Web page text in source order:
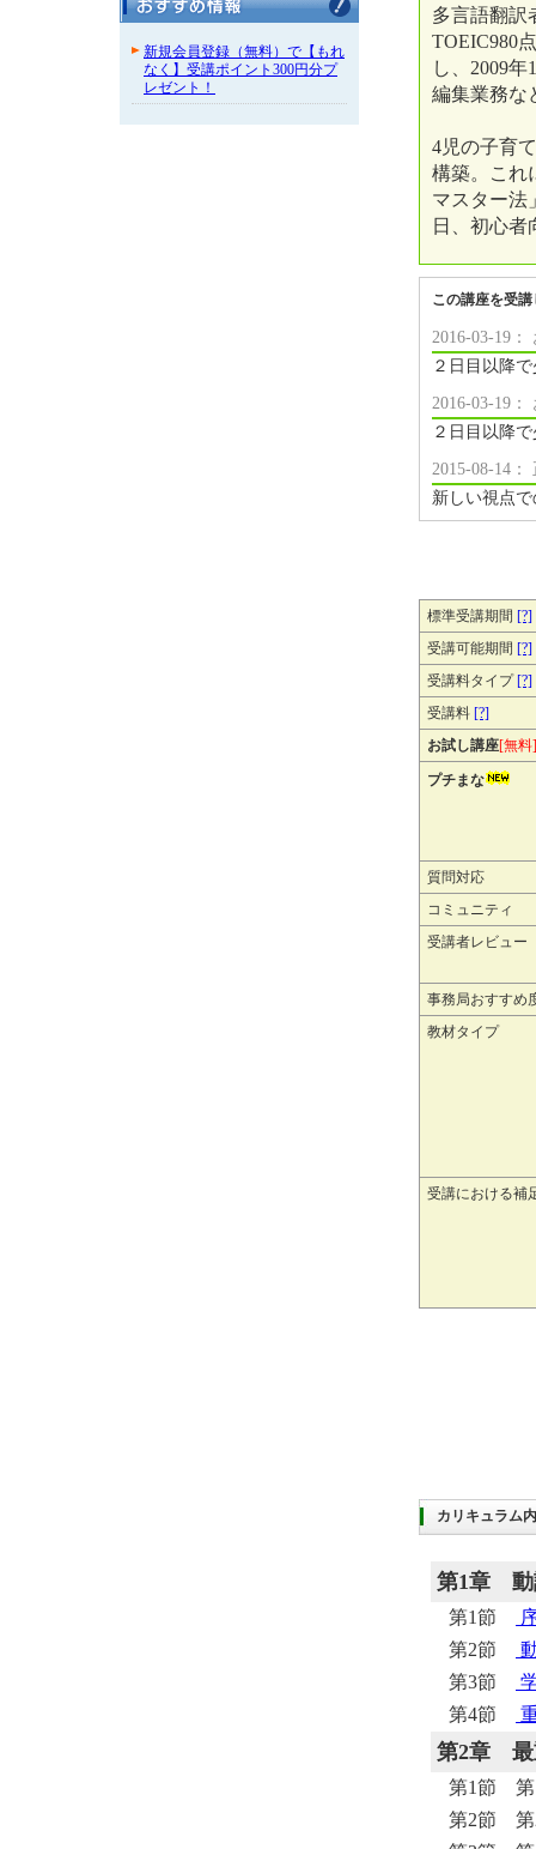
新規会員登録（無料）で【もれ
なく】受講ポイント300円分プ
レゼント！
多言語翻訳
TOEIC980
し、2009
編集業務な
4児の子育
構築。これ
マスター法
日、初心者
この講座を受
2016-03-19
２日目以降
2016-03-19
２日目以降
2015-08-14
新しい視点
標準受講期間 [?]
受講可能期間 [?]
受講料タイプ[?]
受講料 [?]
お試し講座[無料]
プチまな
質問対応
コミュニティ
受講者レビュー
事務局おすすめ
教材タイプ
受講における補
カリキュラム
第1章
第1節
第2節
第3節
第4節
第2章
第1節 第
第2節 第